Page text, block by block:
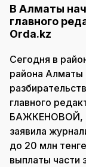
В Алматы
главного
Orda.kz
Сегодня в
района Алматы
главного
БАЖКЕНОВОЙ,
заявила
до 20 млн
выплаты части